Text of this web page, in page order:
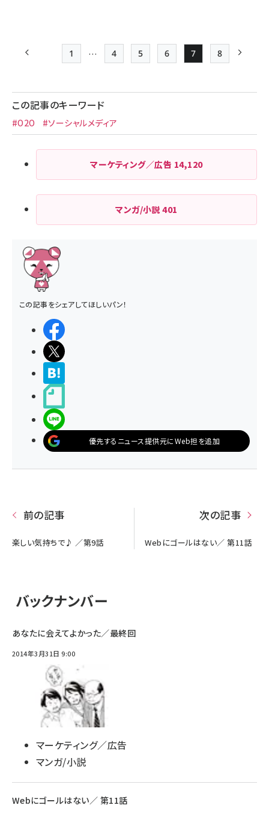
り
前ページ 先頭ページ
1 …
Page
4
Page
5
Page
6
Page
7
Page
8
この記事のキーワード
#O2O #ソーシャルメディア
マーケティング／広告 14,120
マンガ/小説401
この記事をシェアしてほしいパン！
優先するニュース提供元にWeb担を追加
前の記事
楽しい気持ちで♪ ／第9話
次の記事
Webにゴールはない／ 第11話
バックナンバー
あなたに会えてよかった／最終回
2014年3月31日 9:00
マーケティング／広告
マンガ/小説
Webにゴールはない／ 第11話